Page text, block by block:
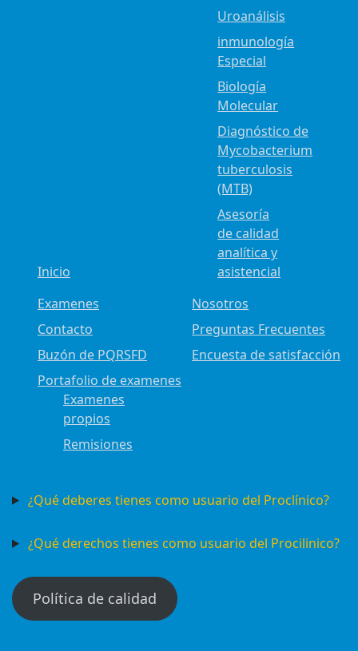
Inicio
Uroanálisis
inmunología
Especial
Biología
Molecular
Diagnóstico de
Mycobacterium
tuberculosis
(MTB)
Asesoría
de calidad
analítica y
asistencial
Examenes
Nosotros
Contacto
Preguntas Frecuentes
Buzón de PQRSFD
Encuesta de satisfacción
Portafolio de examenes
Examenes
propios
Remisiones
¿Qué deberes tienes como usuario del Proclínico?
¿Qué derechos tienes como usuario del Procilinico?
Política de calidad